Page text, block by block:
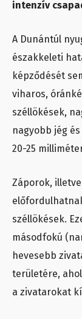
intenzív
A Dunántúl
északkeleti
képződését
viharos,
széllökések,
nagyobb jég
20-25
Záporok,
széllökések.
másodfokú
hevesebb
területére,
a zivatarokat